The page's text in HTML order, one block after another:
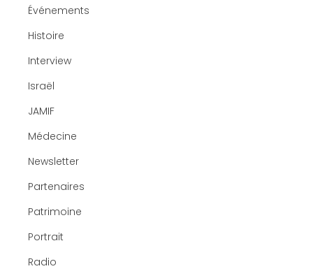
Événements
Histoire
Interview
Israël
JAMIF
Médecine
Newsletter
Partenaires
Patrimoine
Portrait
Radio